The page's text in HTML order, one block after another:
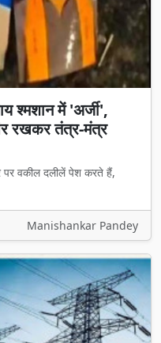
श्मशान में 'अर्जी',
रखकर तंत्र-मंत्र
पर वकील दलीलें पेश करते हैं,
Manishankar Pandey